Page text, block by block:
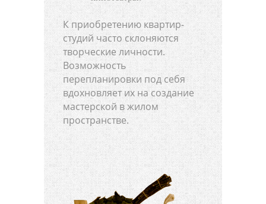
К приобретению квартир-
студий часто склоняются
творческие личности.
Возможность
перепланировки под себя
вдохновляет их на создание
мастерской в жилом
пространстве.